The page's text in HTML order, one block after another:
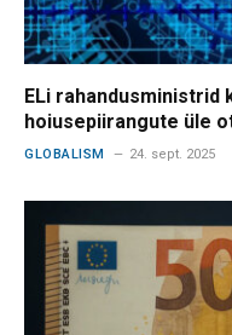
ELi rahandusministrid
hoiusepiirangute üle
GLOBALISM 24. sept. 2025